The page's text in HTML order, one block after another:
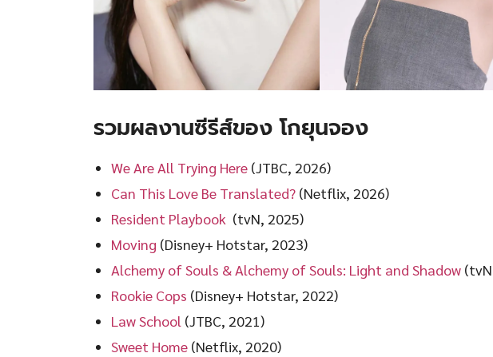
รวมผลงานซีรีส์ของ โกยุนจอง
We Are All Trying Here(JTBC, 2026)
Can This Love Be Translated?(Netflix, 2026)
Resident Playbook (tvN, 2025)
Moving (Disney+ Hotstar, 2023)
Alchemy of Souls & Alchemy of Souls: Light and Shadow
Rookie Cops (Disney+ Hotstar, 2022)
Law School (JTBC, 2021)
Sweet Home(Netflix, 2020)